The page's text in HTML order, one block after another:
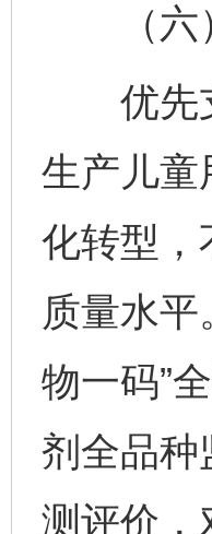
（六）
优先支
生产儿童
化转型，
质量水
物一码”
剂全品种
测评价，